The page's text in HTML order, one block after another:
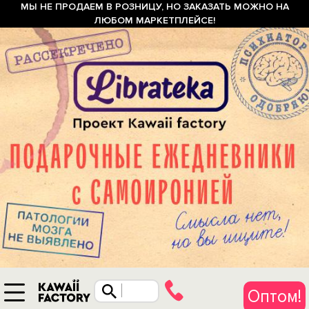
МЫ НЕ ПРОДАЕМ В РОЗНИЦУ, НО ЗАКАЗАТЬ МОЖНО НА
ЛЮБОМ МАРКЕТПЛЕЙСЕ!
Оптом!